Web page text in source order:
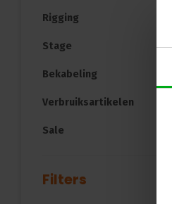
Rigging
Stage
Bekabeling
Verbruiksartikelen
Sale
Filters